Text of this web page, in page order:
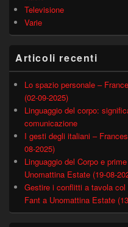
Televisione
Varie
Articoli recenti
Lo spazio personale –
(02-09-2025)
Linguaggio del corpo:
comunicazione
I gesti degli italiani –
08-2025)
Linguaggio del Corpo e
Unomattina Estate (19-08-
Gestire i conflitti a tavola col
Fant a Unomattina Estate